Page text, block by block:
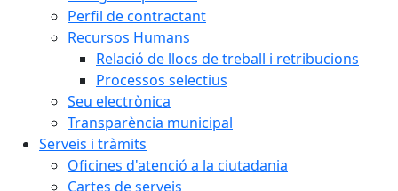
Perfil de contractant
Recursos Humans
Relació de llocs de treball i retribucions
Processos selectius
Seu electrònica
Transparència municipal
Serveis i tràmits
Oficines d'atenció a la ciutadania
Cartes de serveis